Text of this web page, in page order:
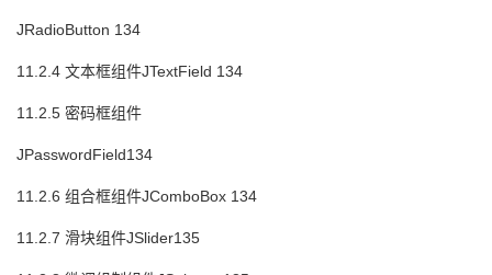
JRadioButton 134
11.2.4 文本框组件JTextField 134
11.2.5 密码框组件
JPasswordField134
11.2.6 组合框组件JComboBox 134
11.2.7 滑块组件JSlider135